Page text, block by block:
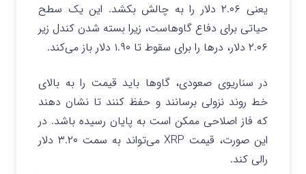
یعنی ۲.۰۶ دلار را به چالش بکشد. این یک سطح
حیاتی برای دفاع گاوهاست، زیرا بسته شدن کندل زیر
۲.۰۶ دلار، درها را برای سقوط تا ۱.۹۰ دلار باز می‌کند.
در سناریوی صعودی، گاوها باید قیمت را به بالای
خط روند نزولی برسانند و حفظ کنند تا نشان دهند
که فاز اصلاحی ممکن است به پایان رسیده باشد. در
این صورت، قیمت XRP می‌تواند به سمت ۳.۲۰ دلار
رالی کند.